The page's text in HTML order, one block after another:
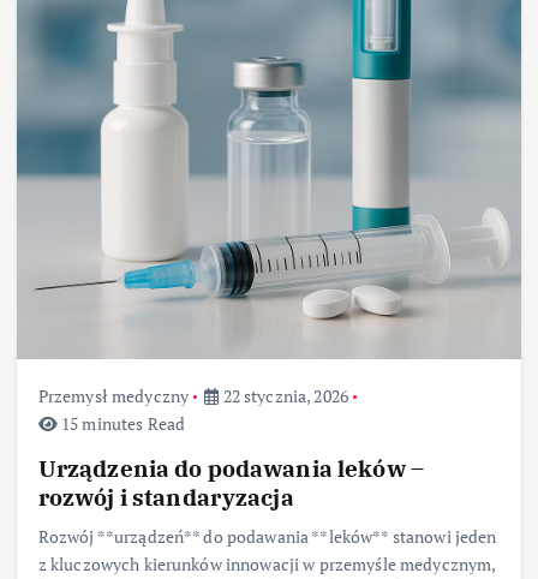
Przemysł medyczny
22 stycznia, 2026
15 minutes Read
Urządzenia do podawania leków –
rozwój i standaryzacja
Rozwój **urządzeń** do podawania **leków** stanowi jeden
z kluczowych kierunków innowacji w przemyśle medycznym,